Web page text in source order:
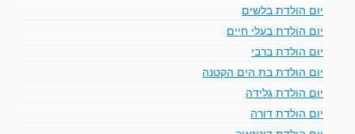
יום הולדת בלשים
יום הולדת בעלי חיים
יום הולדת ברבי
יום הולדת בת הים הקטנה
יום הולדת גלידה
יום הולדת דורה